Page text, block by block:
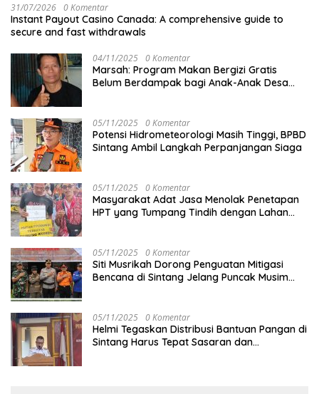
31/07/2026 0 Komentar
Instant Payout Casino Canada: A comprehensive guide to
secure and fast withdrawals
04/11/2025 0 Komentar
Marsah: Program Makan Bergizi Gratis
Belum Berdampak bagi Anak-Anak Desa
05/11/2025 0 Komentar
Potensi Hidrometeorologi Masih Tinggi, BPBD
Sintang Ambil Langkah Perpanjangan Siaga
05/11/2025 0 Komentar
Masyarakat Adat Jasa Menolak Penetapan
HPT yang Tumpang Tindih dengan Lahan
05/11/2025 0 Komentar
Siti Musrikah Dorong Penguatan Mitigasi
Bencana di Sintang Jelang Puncak Musim
05/11/2025 0 Komentar
Helmi Tegaskan Distribusi Bantuan Pangan di
Sintang Harus Tepat Sasaran dan